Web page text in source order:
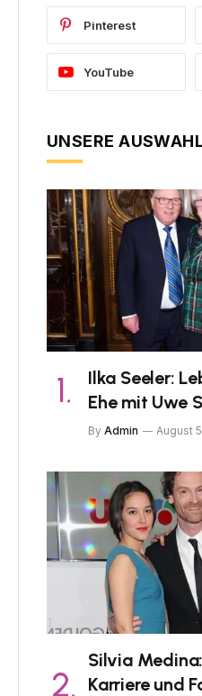
Pinterest
YouTube
UNSERE
Ilka Seeler:
Ehe mit Uwe
By Admin August
Silvia
Karriere und